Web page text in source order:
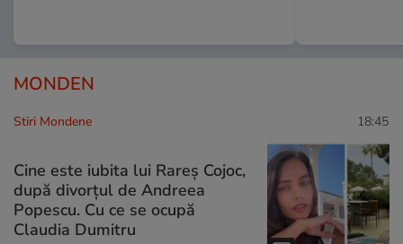
MONDEN
Stiri Mondene 18:45
Cine este iubita lui Rareș Cojoc,
după divorțul de Andreea
Popescu. Cu ce se ocupă
Claudia Dumitru